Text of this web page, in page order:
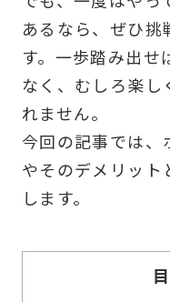
あるなら、ぜひ挑
す。一歩踏み出せ
なく、むしろ楽し
れません。
今回の記事では、
やそのデメリッ
します。